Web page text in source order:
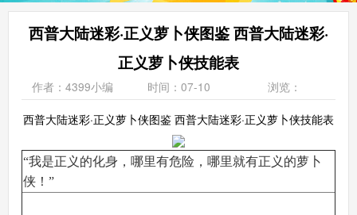
西普大陆迷彩·正义萝卜侠图鉴 西普大陆迷彩·
正义萝卜侠技能表
作者：4399小编 时间：07-10 浏览：
西普大陆迷彩·正义萝卜侠图鉴 西普大陆迷彩·正义萝卜侠技能表
“我是正义的化身，哪里有危险，哪里就有正义的萝卜
侠！”